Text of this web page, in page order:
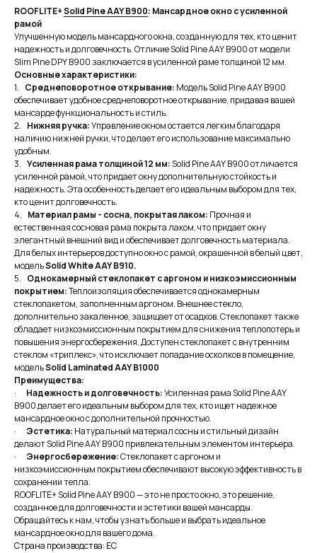
ROOFLITE+Solid Pine AAY B900: Мансардное окно с усиленной
рамой
Улучшенную модель мансардного окна, созданную для тех, кто ценит
надежность и долговечность. Отличие Solid Pine AAY B900 от модели
Slim Pine DPY B900 заключается в усиленной раме толщиной 12 мм.
Основные характеристики:
1. Среднеповоротное открывание: Модель Solid Pine AAY B900
обеспечивает удобное среднеповоротное открывание, придавая вашей
мансарде функциональность и стиль.
2. Нижняя ручка:Управление окном остается легким благодаря
наличию нижней ручки, что делает его использование максимально
удобным.
3. Усиленная рама толщиной 12 мм:Solid Pine AAY B900 отличается
усиленной рамой, что придает окну дополнительную стойкость и
надежность. Эта особенность делает его идеальным выбором для тех,
кто ценит долговечность.
4. Материал рамы - сосна, покрытая лаком: Прочная и
естественная сосновая рама покрыта лаком, что придает окну
элегантный внешний вид и обеспечивает долговечность материала.
Для белых интерьеров доступно окно с рамой, окрашенной в белый цвет,
модельSolid White AAY B910.
5. Однокамерный стеклопакет с аргоном и низкоэмиссионным
покрытием:Теплоизоляция обеспечивается однокамерным
стеклопакетом, заполненным аргоном. Внешнее стекло,
дополнительно закаленное, защищает от осадков. Стеклопакет также
обладает низкоэмиссионным покрытием для снижения теплопотерь и
повышения энергосбережения. Доступен стеклопакет с внутренним
стеклом «триплекс», что исключает попадание осколков в помещение,
модельSolid Laminated AAY B1000
Преимущества:
· Надежность и долговечность:Усиленная рама Solid Pine AAY
B900 делает его идеальным выбором для тех, кто ищет надежное
мансардное окно с дополнительной прочностью.
· Эстетика: Натуральный материал сосны и стильный дизайн
делают Solid Pine AAY B900 привлекательным элементом интерьера.
· Энергосбережение:Стеклопакет с аргоном и
низкоэмиссионным покрытием обеспечивают высокую эффективность в
сохранении тепла.
ROOFLITE+ Solid Pine AAY B900 — это не просто окно, это решение,
созданное для долговечности и эстетики вашей мансарды.
Обращайтесь к нам, чтобы узнать больше и выбрать идеальное
мансардное окно для вашего дома.
Страна производства: ЕС